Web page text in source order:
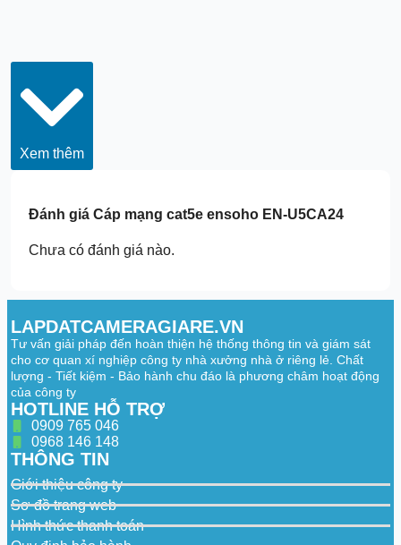
Xem thêm
Đánh giáCáp mạng cat5e ensoho EN-U5CA24
Chưa có đánh giá nào.
LAPDATCAMERAGIARE.VN
Tư vấn giải pháp đến hoàn thiện hệ thống thông tin và giám sát
cho cơ quan xí nghiệp công ty nhà xưởng nhà ở riêng lẻ. Chất
lượng - Tiết kiệm - Bảo hành chu đáo là phương châm hoạt động
của công ty
HOTLINE HỖ TRỢ
0909 765 046
0968 146 148
THÔNG TIN
Giới thiệu công ty
Sơ đồ trang web
Hình thức thanh toán